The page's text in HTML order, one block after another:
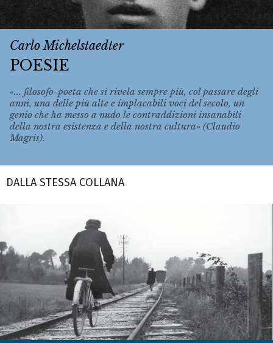
Carlo Michelstaedter
POESIE
«... filosofo-poeta che si rivela sempre più, col passare degli
anni, una delle più alte e implacabili voci del secolo, un
genio che ha messo a nudo le contraddizioni insanabili
della nostra esistenza e della nostra cultura» (Claudio
Magris).
DALLA STESSA COLLANA